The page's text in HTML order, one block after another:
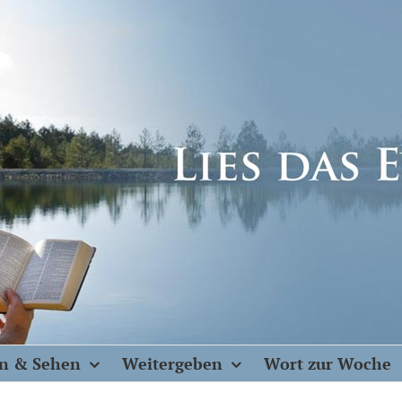
& Sehen Weitergeben Wort zur Woche